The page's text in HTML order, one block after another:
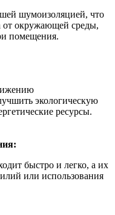
шумоизоляцией, что
от окружающей среды,
помещения.
экологическую
ресурсы.
быстро и легко, а их
или использования